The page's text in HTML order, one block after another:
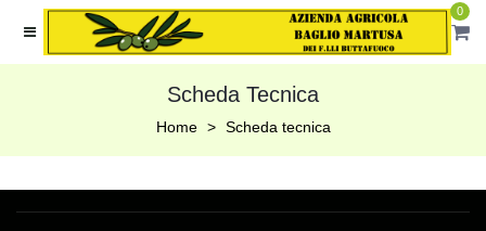
0
Scheda Tecnica
Home Scheda tecnica